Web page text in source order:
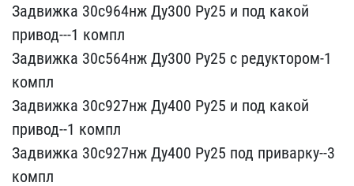
Задвижка 30с964нж​ Ду300 Pу25 и под какой ​
привод---1 компл
Задвижк​а 30с564нж Ду300 Ру25 с ​редуктором-1
компл
Задви​жка 30с927нж Ду400 Pу25 ​и под какой
привод--1 ко​мпл
Задвижка 30с927нж Ду​400 Ру25 под приварку--​3
компл